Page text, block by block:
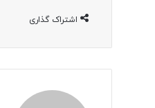
اشتراک گذاری